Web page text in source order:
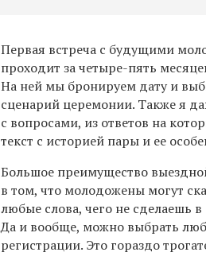
Первая встреча с будущими
проходит за четыре-пять
На ней мы бронируем дату и
сценарий церемонии. Также я
с вопросами, из ответов на
текст с историей пары и ее
Большое преимущество
в том, что молодожены могут
любые слова, чего не сделаешь
Да и вообще, можно выбрать
регистрации. Это гораздо